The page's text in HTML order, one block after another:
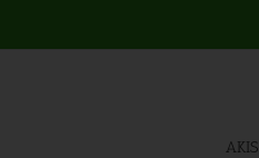
AKIS